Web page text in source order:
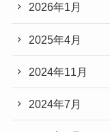
2026年1月
2025年4月
2024年11月
2024年7月